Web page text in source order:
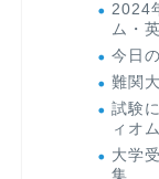
2024
ム・
今日
難関
試験
ィオム
大学
集